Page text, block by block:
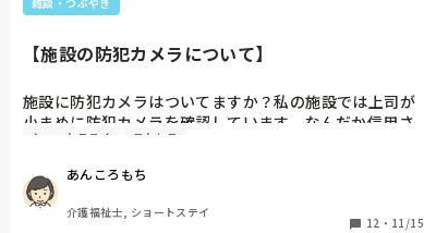
部屋に帰ってくれと連呼してスイッチを入れたのだろう
玄関戸が破損して鍵も壊れていたᕦ(ò_óˇ)ᕤ
に興奮するってm(._.)m
色々あって娘さんが迎えに来て自宅に帰る羽目に
m(._.)m
仕事になりませんだってᕦ(ò_óˇ)ᕤ
対応するのが仕事だろᕦ(ò_óˇ)ᕤ
【施設の防犯カメラについて】
施設に防犯カメラはついてますか？私の施設では上司が
小まめに防犯カメラを確認しています。なんだか信用さ
ます。夜勤中も少し一息つきたいとも思っても常に防犯
カメラで見られていると思うと気が引けます。
ショートステイ ストレス
あんころもち
介護福祉士, ショートステイ
12 ・ 11/15